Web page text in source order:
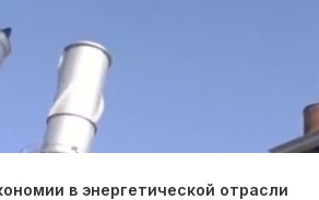
в энергетической отрасли